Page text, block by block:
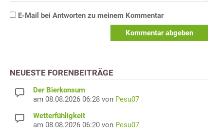
E-Mail bei Antworten zu meinem Kommentar
Kommentar abgeben
NEUESTE FORENBEITRÄGE
Der Bierkonsum
am 08.08.2026 06:28 von Pesu07
Wetterfühligkeit
am 08.08.2026 06:20 von Pesu07